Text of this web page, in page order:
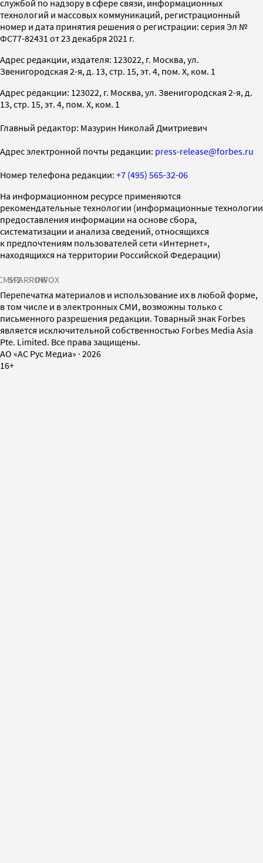
службой по надзору в сфере связи, информационных
технологий и массовых коммуникаций, регистрационный
номер и дата принятия решения о регистрации: серия Эл №
ФС77-82431 от 23 декабря 2021 г.
Адрес редакции, издателя: 123022, г. Москва, ул.
Звенигородская 2-я, д. 13, стр. 15, эт. 4, пом. X, ком. 1
Адрес редакции: 123022, г. Москва, ул. Звенигородская 2-я, д.
13, стр. 15, эт. 4, пом. X, ком. 1
Главный редактор: Мазурин Николай Дмитриевич
Адрес электронной почты редакции: press-release@forbes.ru
Номер телефона редакции: +7 (495) 565-32-06
На информационном ресурсе применяются
рекомендательные технологии (информационные технологии
предоставления информации на основе сбора,
систематизации и анализа сведений, относящихся
к предпочтениям пользователей сети «Интернет»,
находящихся на территории Российской Федерации)
SPARROWINFOX
Перепечатка материалов и использование их в любой форме,
в том числе и в электронных СМИ, возможны только с
письменного разрешения редакции. Товарный знак Forbes
является исключительной собственностью Forbes Media Asia
Pte. Limited. Все права защищены.
AO «АС Рус Медиа» · 2026
16+